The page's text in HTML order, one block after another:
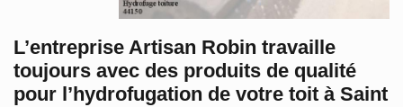
L’entreprise Artisan Robin travaille
toujours avec des produits de qualité
pour l’hydrofugation de votre toit à Saint